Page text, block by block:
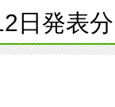
日発表分